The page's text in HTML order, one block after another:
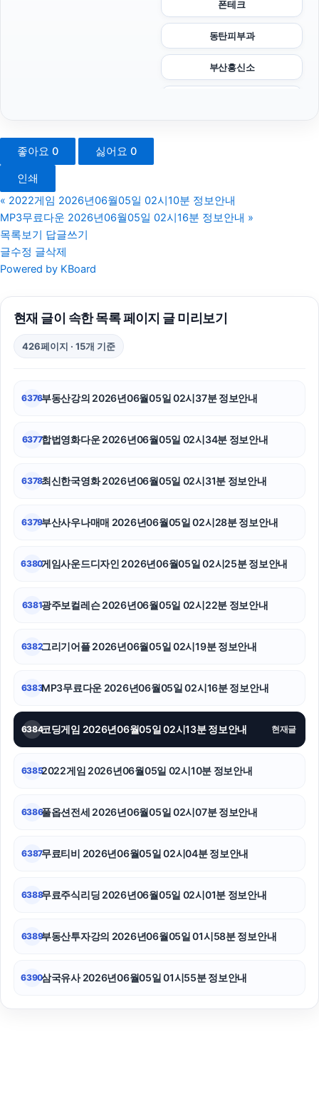
폰테크
동탄피부과
부산흥신소
폰테크
하남하수구막힘
축구반티
마포하수구막힘
광교피부과
용인하수구막힘
좋아요 0 싫어요 0
인쇄
« 2022게임 2026년06월05일 02시10분 정보안내
MP3무료다운 2026년06월05일 02시16분 정보안내 »
목록보기 답글쓰기
글수정 글삭제
Powered by KBoard
현재 글이 속한 목록 페이지 글 미리보기
426페이지 · 15개 기준
6376부동산강의 2026년06월05일 02시37분 정보안내
6377합법영화다운 2026년06월05일 02시34분 정보안내
6378최신한국영화 2026년06월05일 02시31분 정보안내
6379부산사우나매매 2026년06월05일 02시28분 정보안내
6380게임사운드디자인 2026년06월05일 02시25분 정보안내
6381광주보컬레슨 2026년06월05일 02시22분 정보안내
6382그리기어플 2026년06월05일 02시19분 정보안내
6383MP3무료다운 2026년06월05일 02시16분 정보안내
6384코딩게임 2026년06월05일 02시13분 정보안내 현재글
63852022게임 2026년06월05일 02시10분 정보안내
6386풀옵션전세 2026년06월05일 02시07분 정보안내
6387무료티비 2026년06월05일 02시04분 정보안내
6388무료주식리딩 2026년06월05일 02시01분 정보안내
6389부동산투자강의 2026년06월05일 01시58분 정보안내
6390삼국유사 2026년06월05일 01시55분 정보안내